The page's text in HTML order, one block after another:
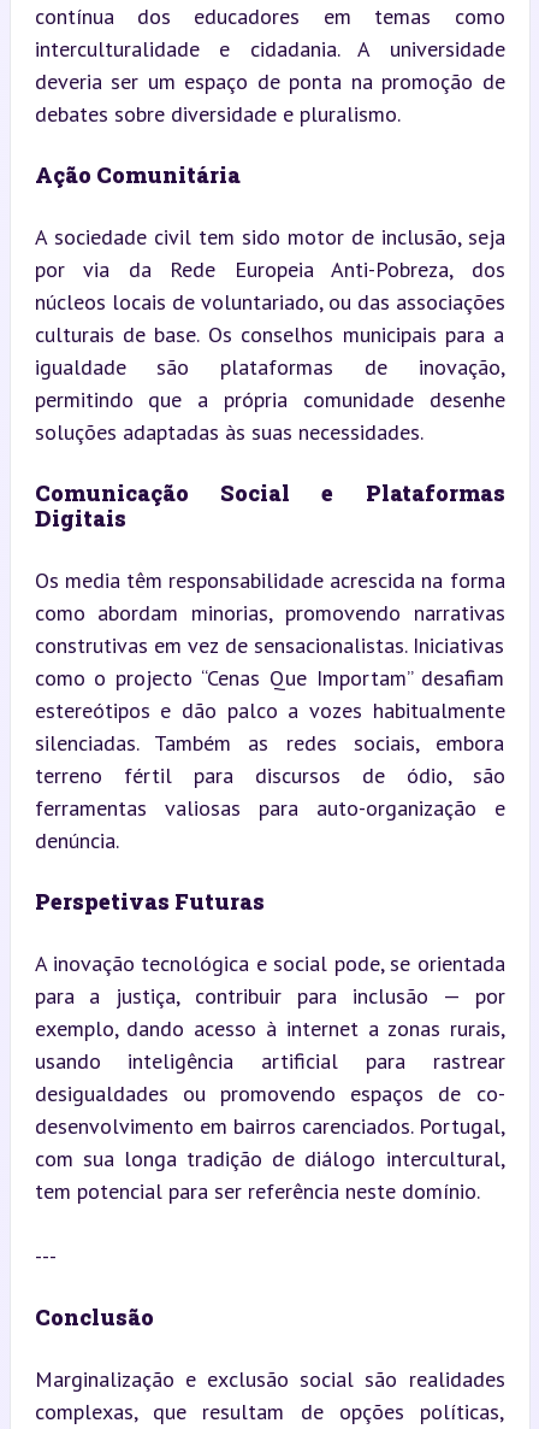
contínua dos educadores em temas como
interculturalidade e cidadania. A universidade
deveria ser um espaço de ponta na promoção de
debates sobre diversidade e pluralismo.
Ação Comunitária
A sociedade civil tem sido motor de inclusão, seja
por via da Rede Europeia Anti-Pobreza, dos
núcleos locais de voluntariado, ou das associações
culturais de base. Os conselhos municipais para a
igualdade são plataformas de inovação,
permitindo que a própria comunidade desenhe
soluções adaptadas às suas necessidades.
Comunicação Social e Plataformas
Digitais
Os media têm responsabilidade acrescida na forma
como abordam minorias, promovendo narrativas
construtivas em vez de sensacionalistas. Iniciativas
como o projecto “Cenas Que Importam” desafiam
estereótipos e dão palco a vozes habitualmente
silenciadas. Também as redes sociais, embora
terreno fértil para discursos de ódio, são
ferramentas valiosas para auto-organização e
denúncia.
Perspetivas Futuras
A inovação tecnológica e social pode, se orientada
para a justiça, contribuir para inclusão — por
exemplo, dando acesso à internet a zonas rurais,
usando inteligência artificial para rastrear
desigualdades ou promovendo espaços de co-
desenvolvimento em bairros carenciados. Portugal,
com sua longa tradição de diálogo intercultural,
tem potencial para ser referência neste domínio.
---
Conclusão
Marginalização e exclusão social são realidades
complexas, que resultam de opções políticas,